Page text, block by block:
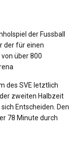
der Fussball
der für einen
über 800
des SVE letztlich
zweiten Halbzeit
Entscheiden. Den
78 Minute durch